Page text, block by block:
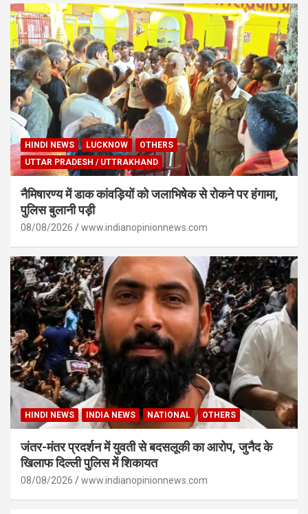
HINDI NEWS LUCKNOW
OTHERS
UTTAR PRADESH / UTTRAKHAND
नैमिषारण्य में डाक कांवड़ियों को जलाभिषेक से रोकने पर हंगामा,
पुलिस बुलानी पड़ी
08/08/2026 www.indianopinionnews.com
HINDI NEWS INDIA NEWS NATIONAL OTHERS
जंतर-मंतर प्रदर्शन में युवती से बदसलूकी का आरोप, जुनैद के
खिलाफ दिल्ली पुलिस में शिकायत
08/08/2026 www.indianopinionnews.com